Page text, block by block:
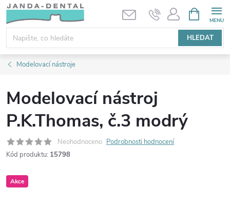
Přejít
obsah
HLEDAT
NÁKUPNÍ
KOŠÍK
Modelovací nástroje
Modelovací nástroj
P.K.Thomas, č.3 modrý
Neohodnoceno Podrobnosti hodnocení
Kód produktu: 15798
Akce